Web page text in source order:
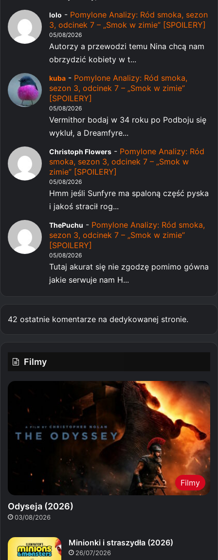
lolo - Pomylone Analizy: Ród smoka, sezon
3, odcinek 7 – „Smok w zimie” [SPOILERY]
05/08/2026
Autorzy a przewodzi temu Nina chcą nam
obrzydzić kobiety w t...
kuba - Pomylone Analizy: Ród smoka,
sezon 3, odcinek 7 – „Smok w zimie”
[SPOILERY]
05/08/2026
Vermithor bodaj w 34 roku po Podboju się
wykluł, a Dreamfyre...
Christoph Flowers - Pomylone Analizy: Ród
smoka, sezon 3, odcinek 7 – „Smok w
zimie” [SPOILERY]
05/08/2026
Hmm jeśli Sunfyre ma spaloną część pyska
i jakoś stracił rog...
ThePuchu - Pomylone Analizy: Ród smoka,
sezon 3, odcinek 7 – „Smok w zimie”
[SPOILERY]
05/08/2026
Tutaj akurat się nie zgodzę pomimo gówna
jakie serwuje nam H...
42 ostatnie komentarze na dedykowanej stronie.
Filmy
Filmy
Odyseja (2026)
03/08/2026
Minionki i straszydła (2026)
26/07/2026